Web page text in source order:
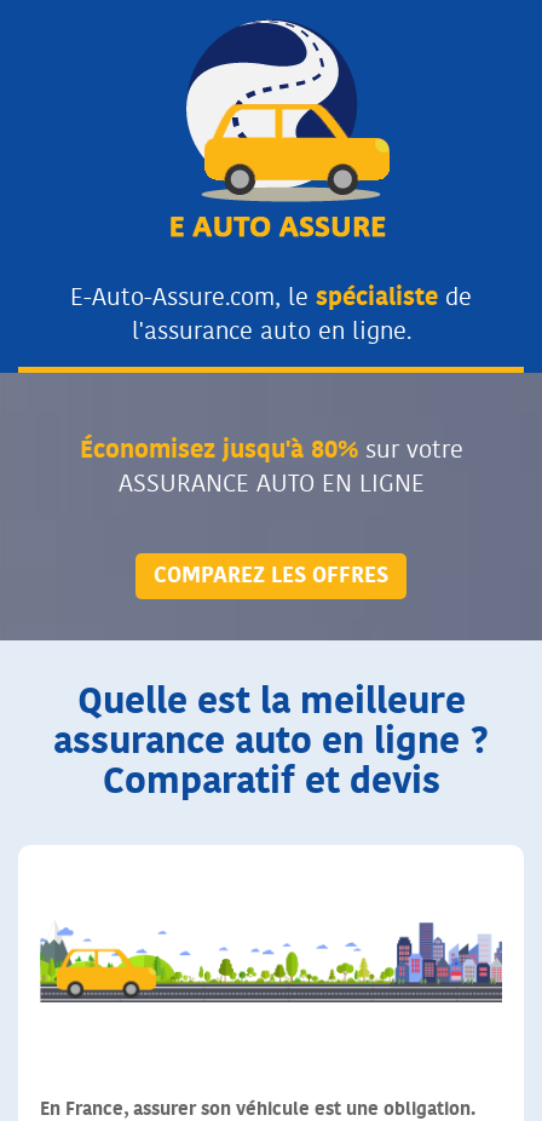
E-Auto-Assure.com, le spécialiste de
l'assurance auto en ligne.
Économisez jusqu'à 80% sur votre
ASSURANCE AUTO EN LIGNE
COMPAREZ LES OFFRES
Quelle est la meilleure
assurance auto en ligne ?
Comparatif et devis
En France, assurer son véhicule est une obligation.